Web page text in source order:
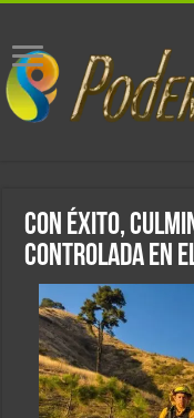
Con éxito,
controlada en